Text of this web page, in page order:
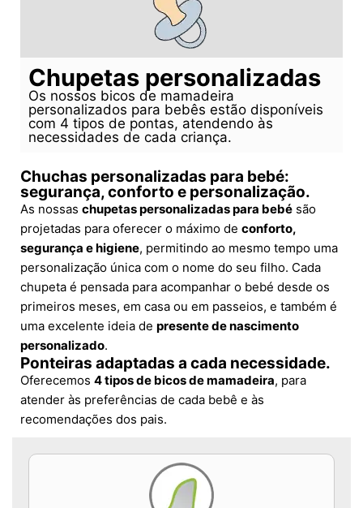
Chupetas personalizadas
Os nossos bicos de mamadeira
personalizados para bebês estão disponíveis
com 4 tipos de pontas, atendendo às
necessidades de cada criança.
Chuchas personalizadas para bebé:
segurança, conforto e personalização.
As nossas chupetas personalizadas para bebé são
projetadas para oferecer o máximo de conforto,
segurança e higiene, permitindo ao mesmo tempo uma
personalização única com o nome do seu filho. Cada
chupeta é pensada para acompanhar o bebé desde os
primeiros meses, em casa ou em passeios, e também é
uma excelente ideia de presente de nascimento
personalizado.
Ponteiras adaptadas a cada necessidade.
Oferecemos 4 tipos de bicos de mamadeira, para
atender às preferências de cada bebê e às
recomendações dos pais.